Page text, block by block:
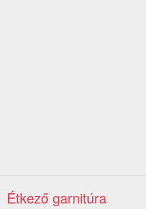
Étkező garnitúra